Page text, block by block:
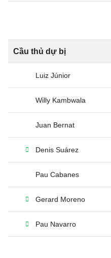
Cầu thủ dự bị
Luiz Júnior
Willy Kambwala
Juan Bernat
Denis Suárez
Pau Cabanes
Gerard Moreno
Pau Navarro